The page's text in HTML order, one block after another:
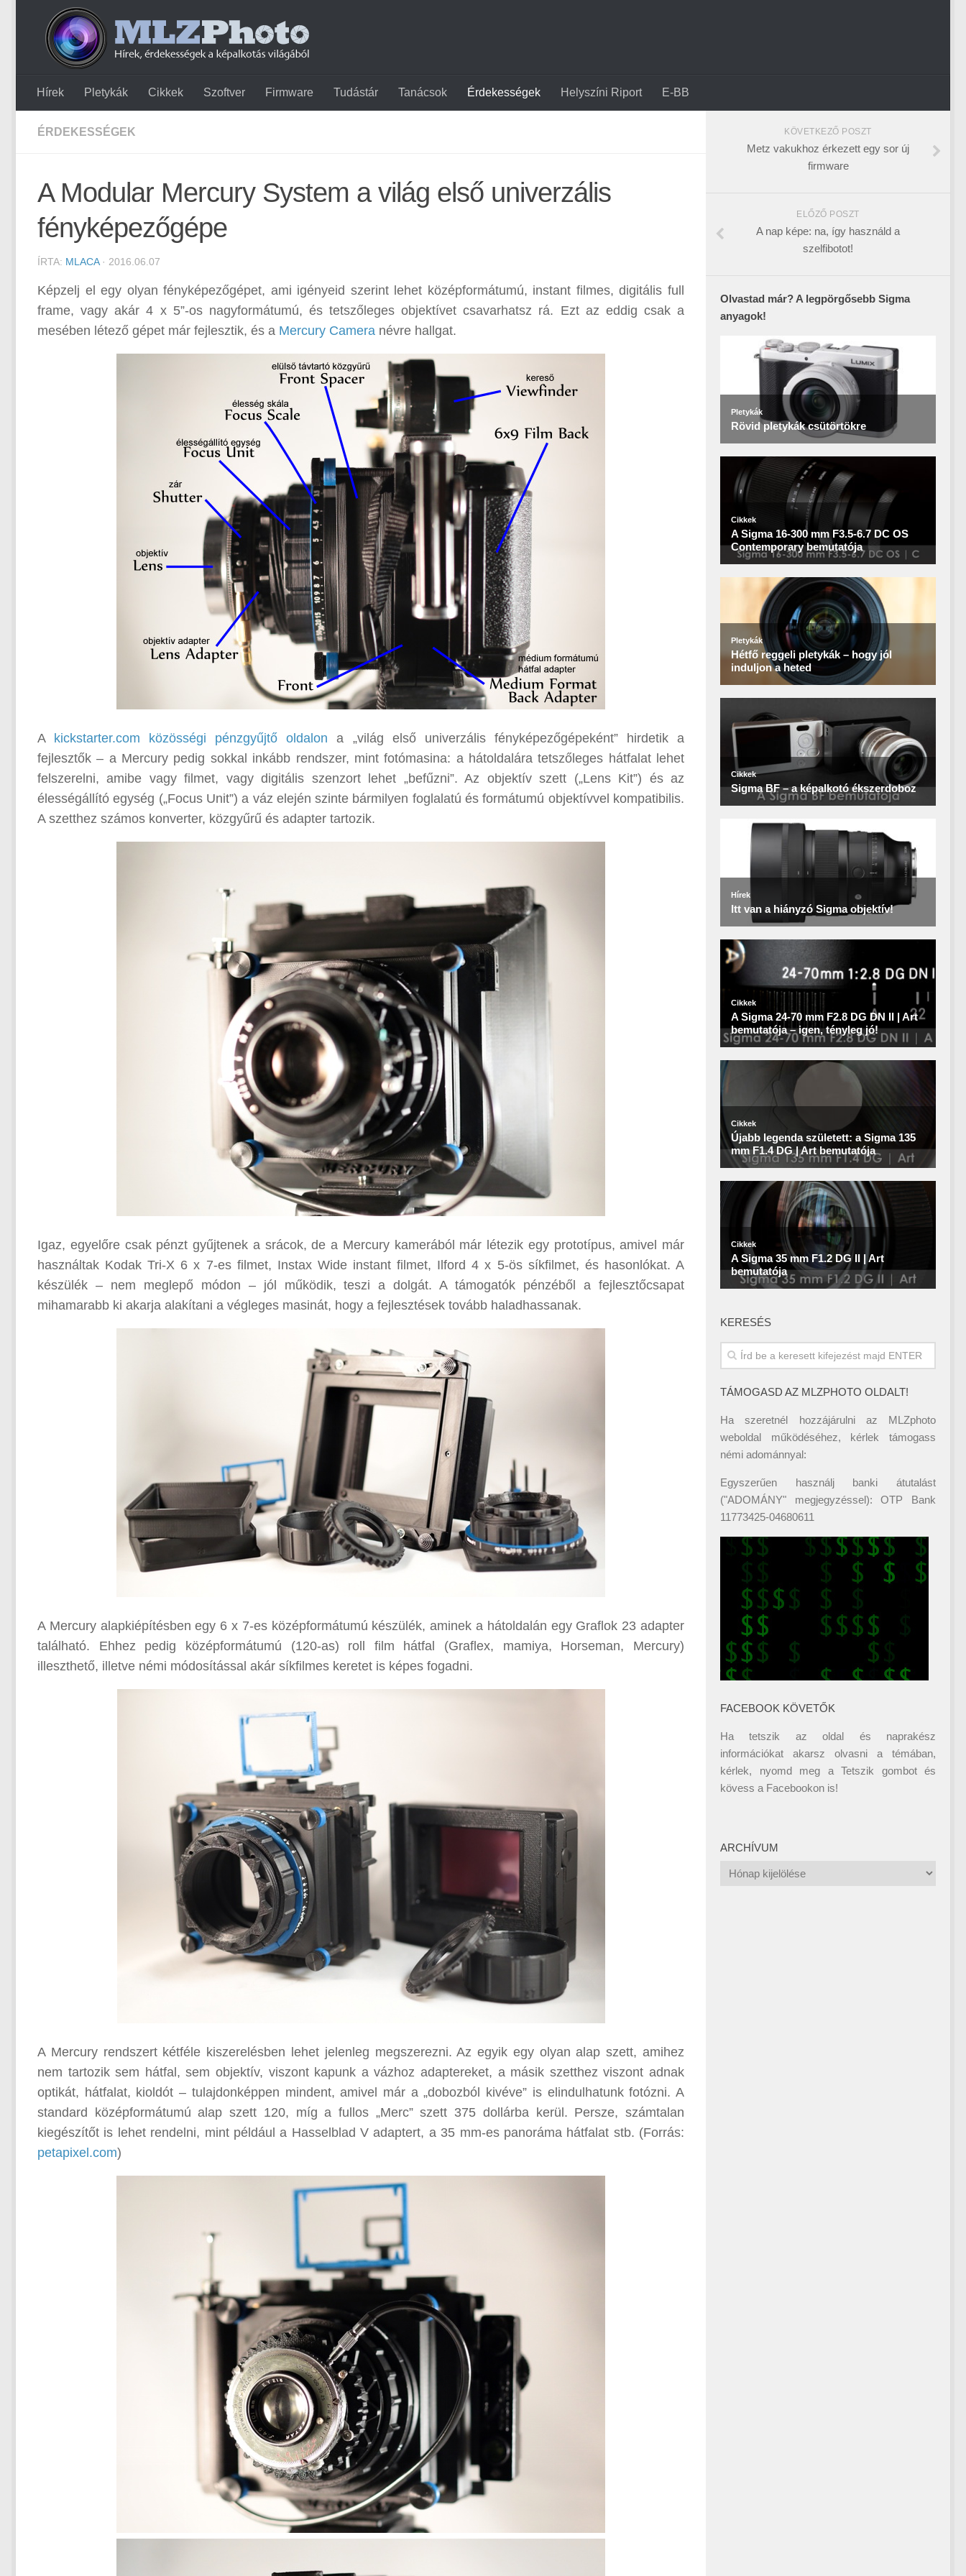
Hírek Pletykák Cikkek Szoftver Firmware Tudástár Tanácsok Érdekességek Helyszíni Riport E-BB
ÉRDEKESSÉGEK
A Modular Mercury System a világ első univerzális
fényképezőgépe
ÍRTA: MLACA· 2016.06.07
Képzelj el egy olyan fényképezőgépet, ami igényeid szerint lehet középformátumú, instant filmes, digitális full
frame, vagy akár 4 x 5”-os nagyformátumú, és tetszőleges objektívet csavarhatsz rá. Ezt az eddig csak a
mesében létező gépet már fejlesztik, és a Mercury Camera névre hallgat.
A kickstarter.com közösségi pénzgyűjtő oldalon a „világ első univerzális fényképezőgépeként” hirdetik a
fejlesztők – a Mercury pedig sokkal inkább rendszer, mint fotómasina: a hátoldalára tetszőleges hátfalat lehet
felszerelni, amibe vagy filmet, vagy digitális szenzort lehet „befűzni”. Az objektív szett („Lens Kit”) és az
élességállító egység („Focus Unit”) a váz elején szinte bármilyen foglalatú és formátumú objektívvel kompatibilis.
A szetthez számos konverter, közgyűrű és adapter tartozik.
Igaz, egyelőre csak pénzt gyűjtenek a srácok, de a Mercury kamerából már létezik egy prototípus, amivel már
használtak Kodak Tri-X 6 x 7-es filmet, Instax Wide instant filmet, Ilford 4 x 5-ös síkfilmet, és hasonlókat. A
készülék – nem meglepő módon – jól működik, teszi a dolgát. A támogatók pénzéből a fejlesztőcsapat
mihamarabb ki akarja alakítani a végleges masinát, hogy a fejlesztések tovább haladhassanak.
A Mercury alapkiépítésben egy 6 x 7-es középformátumú készülék, aminek a hátoldalán egy Graflok 23 adapter
található. Ehhez pedig középformátumú (120-as) roll film hátfal (Graflex, mamiya, Horseman, Mercury)
illeszthető, illetve némi módosítással akár síkfilmes keretet is képes fogadni.
A Mercury rendszert kétféle kiszerelésben lehet jelenleg megszerezni. Az egyik egy olyan alap szett, amihez
nem tartozik sem hátfal, sem objektív, viszont kapunk a vázhoz adaptereket, a másik szetthez viszont adnak
optikát, hátfalat, kioldót – tulajdonképpen mindent, amivel már a „dobozból kivéve” is elindulhatunk fotózni. A
standard középformátumú alap szett 120, míg a fullos „Merc” szett 375 dollárba kerül. Persze, számtalan
kiegészítőt is lehet rendelni, mint például a Hasselblad V adaptert, a 35 mm-es panoráma hátfalat stb. (Forrás:
petapixel.com)
KÖVETKEZŐ POSZT
Metz vakukhoz érkezett egy sor új
firmware
ELŐZŐ POSZT
A nap képe: na, így használd a
szelfibotot!
Olvastad már? A legpörgősebb Sigma
anyagok!
KERESÉS
TÁMOGASD AZ MLZPHOTO OLDALT!
Ha szeretnél hozzájárulni az MLZphoto
weboldal működéséhez, kérlek támogass
némi adománnyal:
Egyszerűen használj banki átutalást
("ADOMÁNY" megjegyzéssel): OTP Bank
11773425-04680611
FACEBOOK KÖVETŐK
Ha tetszik az oldal és naprakész
információkat akarsz olvasni a témában,
kérlek, nyomd meg a Tetszik gombot és
kövess a Facebookon is!
ARCHÍVUM
Archívum